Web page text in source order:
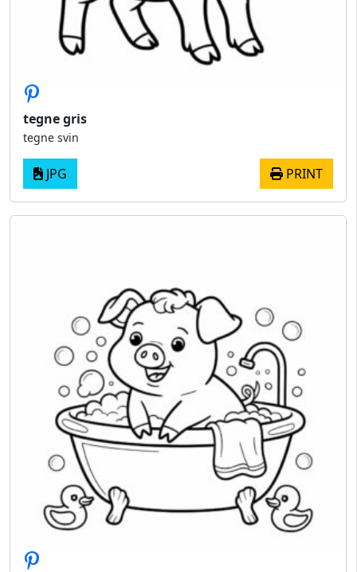
tegne gris
tegne svin
JPG PRINT